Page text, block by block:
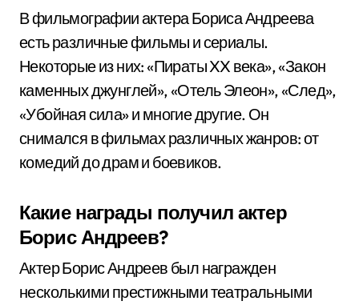
В фильмографии актера Бориса Андреева
есть различные фильмы и сериалы.
Некоторые из них: «Пираты XX века», «Закон
каменных джунглей», «Отель Элеон», «След»,
«Убойная сила» и многие другие. Он
снимался в фильмах различных жанров: от
комедий до драм и боевиков.
Какие награды получил актер
Борис Андреев?
Актер Борис Андреев был награжден
несколькими престижными театральными